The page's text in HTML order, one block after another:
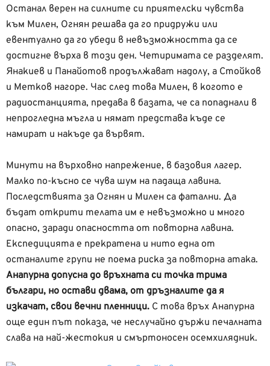
Останал верен на силните си приятелски чувства
към Милен, Огнян решава да го придружи или
евентуално да го убеди в невъзможността да се
достигне върха в този ден. Четиримата се разделят.
Янакиев и Панайотов продължават надолу, а Стойков
и Метков нагоре. Час след това Милен, в когото е
радиостанцията, предава в базата, че са попаднали в
непрогледна мъгла и нямат представа къде се
намират и накъде да вървят.
Минути на върховно напрежение, в базовия лагер.
Малко по-късно се чува шум на падаща лавина.
Последствията за Огнян и Милен са фатални. Да
бъдат открити телата им е невъзможно и много
опасно, заради опасността от повторна лавина.
Експедицията е прекратена и нито една от
останалите групи не поема риска за повторна атака.
Анапурна допусна до връхната си точка трима
българи, но остави двама, от дръзналите да я
изкачат, свои вечни пленници. С това връх Анапурна
още един път показа, че неслучайно държи печалната
слава на най-жестокия и смъртоносен осемхилядник.